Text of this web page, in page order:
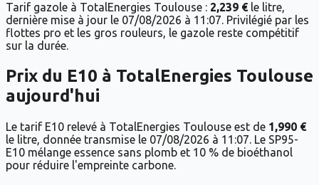
Tarif gazole à TotalEnergies Toulouse : 2,239 € le litre,
dernière mise à jour le 07/08/2026 à 11:07. Privilégié par les
flottes pro et les gros rouleurs, le gazole reste compétitif
sur la durée.
Prix du E10 à TotalEnergies Toulouse
aujourd'hui
Le tarif E10 relevé à TotalEnergies Toulouse est de 1,990 €
le litre, donnée transmise le 07/08/2026 à 11:07. Le SP95-
E10 mélange essence sans plomb et 10 % de bioéthanol
pour réduire l'empreinte carbone.